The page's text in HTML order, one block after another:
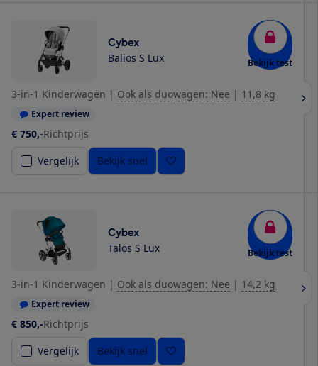
Cybex
Balios S Lux Bekijk test
3-in-1 Kinderwagen | Ook als duowagen: Nee | 11,8 kg
Expert review
€ 750,-Richtprijs
Vergelijk
Bekijk snel
Cybex
Talos S Lux Bekijk test
3-in-1 Kinderwagen | Ook als duowagen: Nee | 14,2 kg
Expert review
€ 850,-Richtprijs
Vergelijk
Bekijk snel